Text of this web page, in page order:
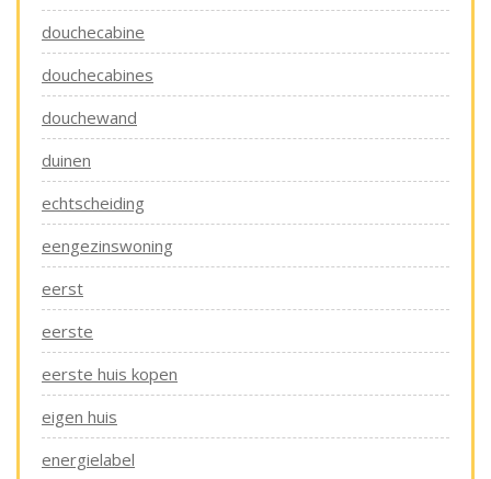
douchecabine
douchecabines
douchewand
duinen
echtscheiding
eengezinswoning
eerst
eerste
eerste huis kopen
eigen huis
energielabel